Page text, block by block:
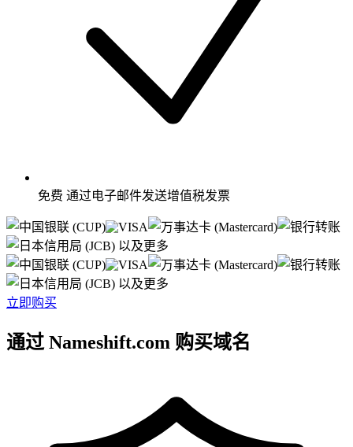
免费 通过电子邮件发送增值税发票
以及更多
以及更多
立即购买
通过 Nameshift.com 购买域名